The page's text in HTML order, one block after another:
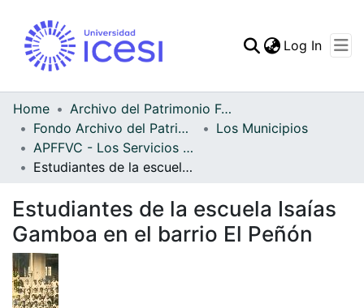
Statistics
Log In
Home
Archivo del Patrimonio Fotográfico y Fílmico del Valle del Cauca
Fondo Archivo del Patrimonio Fotográfico y Fílmico del Valle del Cauca
Los Municipios
APFFVC - Los Servicios Públicos - Patrimonial
Estudiantes de la escuela Isaías Gamboa en el barrio El Peñón
Estudiantes de la escuela Isaías
Gamboa en el barrio El Peñón